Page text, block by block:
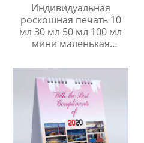
Индивидуальная
роскошная печать 10
мл 30 мл 50 мл 100 мл
мини маленькая
косметическая
парфюмерная
бумажная коробка
упаковка